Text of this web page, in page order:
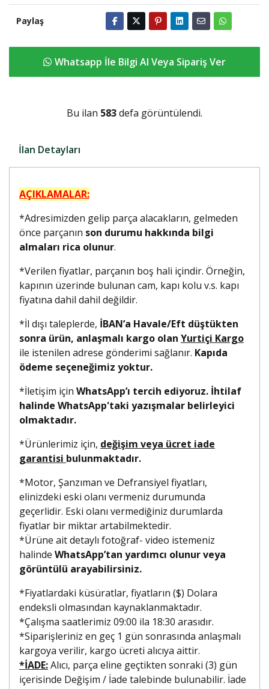
Paylaş
Whatsapp İle Bilgi Al Veya Sipariş Ver
Bu ilan 583defa görüntülendi.
İlan Detayları
AÇIKLAMALAR:
*Adresimizden gelip parça alacakların, gelmeden
önce parçanın son durumu hakkında bilgi
almaları rica olunur.
*Verilen fiyatlar, parçanın boş hali içindir. Örneğin,
kapının üzerinde bulunan cam, kapı kolu v.s. kapı
fiyatına dahil dahil değildir.
*İl dışı taleplerde, İBAN’a Havale/Eft düştükten
sonra ürün, anlaşmalı kargo olan Yurtiçi Kargo
ile istenilen adrese gönderimi sağlanır. Kapıda
ödeme seçeneğimiz yoktur.
*İletişim için WhatsApp’ı tercih ediyoruz. İhtilaf
halinde WhatsApp'taki yazışmalar belirleyici
olmaktadır.
*Ürünlerimiz için, değişim veya ücret iade
garantisi bulunmaktadır.
*Motor, Şanzıman ve Defransiyel fiyatları,
elinizdeki eski olanı vermeniz durumunda
geçerlidir. Eski olanı vermediğiniz durumlarda
fiyatlar bir miktar artabilmektedir.
*Ürüne ait detaylı fotoğraf- video istemeniz
halinde WhatsApp’tan yardımcı olunur veya
görüntülü arayabilirsiniz.
*Fiyatlardaki küsüratlar, fiyatların ($) Dolara
endeksli olmasından kaynaklanmaktadır.
*Çalışma saatlerimiz 09:00 ila 18:30 arasıdır.
*Siparişleriniz en geç 1 gün sonrasında anlaşmalı
kargoya verilir, kargo ücreti alıcıya aittir.
*İADE:Alıcı, parça eline geçtikten sonraki (3) gün
içerisinde Değişim / İade talebinde bulunabilir. İade